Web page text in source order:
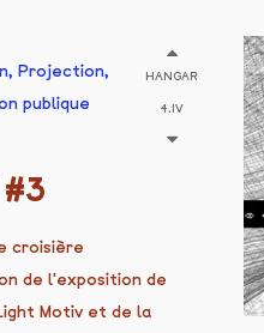
, Projection,
publique
HANGAR
4.IV
#3
croisière
de l'exposition de
Motiv et de la